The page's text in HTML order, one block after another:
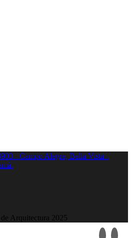
- Campo Alegre, Bella Vista -
Arquitectura 2025